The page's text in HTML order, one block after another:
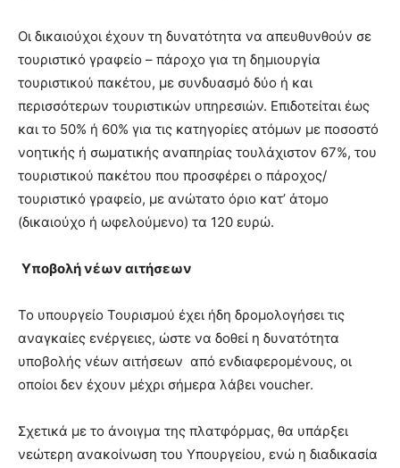
Οι δικαιούχοι έχουν τη δυνατότητα να απευθυνθούν σε
τουριστικό γραφείο – πάροχο για τη δημιουργία
τουριστικού πακέτου, με συνδυασμό δύο ή και
περισσότερων τουριστικών υπηρεσιών. Επιδοτείται έως
και το 50% ή 60% για τις κατηγορίες ατόμων με ποσοστό
νοητικής ή σωματικής αναπηρίας τουλάχιστον 67%, του
τουριστικού πακέτου που προσφέρει ο πάροχος/
τουριστικό γραφείο, με ανώτατο όριο κατ’ άτομο
(δικαιούχο ή ωφελούμενο) τα 120 ευρώ.
Υποβολή νέων αιτήσεων
Το υπουργείο Τουρισμού έχει ήδη δρομολογήσει τις
αναγκαίες ενέργειες, ώστε να δοθεί η δυνατότητα
υποβολής νέων αιτήσεων από ενδιαφερομένους, οι
οποίοι δεν έχουν μέχρι σήμερα λάβει voucher.
Σχετικά με το άνοιγμα της πλατφόρμας, θα υπάρξει
νεώτερη ανακοίνωση του Υπουργείου, ενώ η διαδικασία